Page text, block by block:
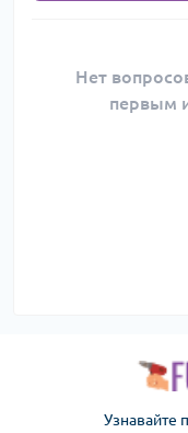
Нет
первым
Узнавайте